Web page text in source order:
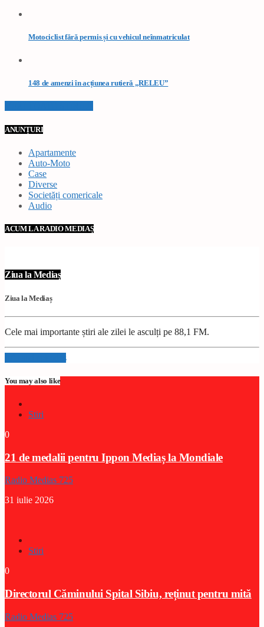
Motociclist fără permis și cu vehicul neînmatriculat
148 de amenzi în acțiunea rutieră „RELEU”
ANUNȚURI
Apartamente
Auto-Moto
Case
Diverse
Societăți comericale
Audio
ACUM LA RADIO MEDIAȘ
Ziua la Mediaș
Ziua la Mediaș
Cele mai importante știri ale zilei le asculți pe 88,1 FM.
Info and episodes
You may also like
Stiri
0
21 de medalii pentru Ippon Mediaș la Mondiale
Radio Medias 725
31 iulie 2026
Stiri
0
Directorul Căminului Spital Sibiu, reținut pentru mită
Radio Medias 725